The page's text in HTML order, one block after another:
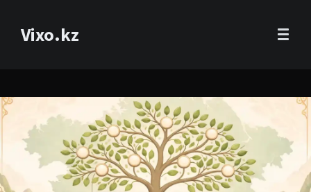
Vixo.kz